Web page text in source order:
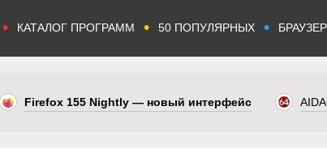
• КАТАЛОГ ПРОГРАММ • 50 ПОПУЛЯРНЫХ •
Firefox 155 Nightly — новый интерфейс